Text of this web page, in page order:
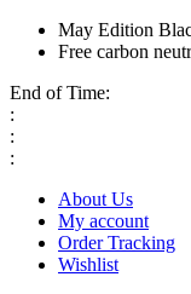
May Edition
Free carbon
End of Time:
:
:
:
About Us
My account
Order Tracking
Wishlist